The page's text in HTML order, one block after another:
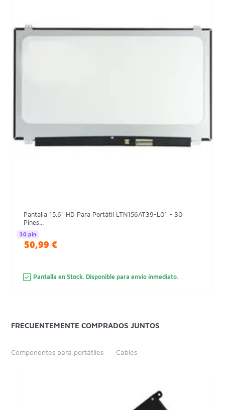
Pantalla 15.6" HD Para Portátil LTN156AT39-L01 - 30
Pines...
30 pin
50,99 €
Pantalla en Stock. Disponible para envio inmediato.
FRECUENTEMENTE COMPRADOS JUNTOS
Componentes para portátiles Cables